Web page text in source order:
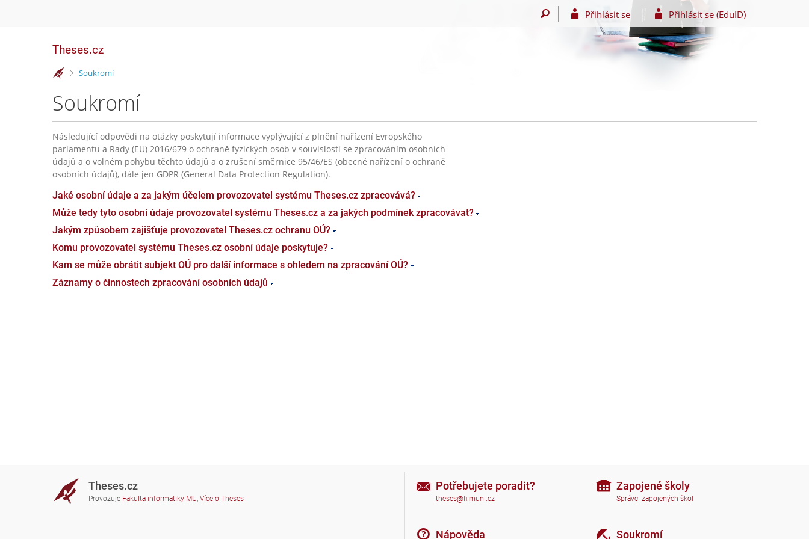
Přihlásit se Přihlásit se (EduID)
Theses.cz
>
Soukromí
Soukromí
Následující odpovědi na otázky poskytují informace vyplývající z plnění nařízení Evropského
parlamentu a Rady (EU) 2016/679 o ochraně fyzických osob v souvislosti se zpracováním osobních
údajů a o volném pohybu těchto údajů a o zrušení směrnice 95/46/ES (obecné nařízení o ochraně
osobních údajů), dále jen GDPR (General Data Protection Regulation).
Jaké osobní údaje a za jakým účelem provozovatel systému Theses.cz zpracovává?
Může tedy tyto osobní údaje provozovatel systému Theses.cz a za jakých podmínek zpracovávat?
Jakým způsobem zajišťuje provozovatel Theses.cz ochranu OÚ?
Komu provozovatel systému Theses.cz osobní údaje poskytuje?
Kam se může obrátit subjekt OÚ pro další informace s ohledem na zpracování OÚ?
Záznamy o činnostech zpracování osobních údajů
Theses.cz
Provozuje Fakulta informatiky MU, Více o Theses
Potřebujete poradit?
theses@fi.muni.cz
Nápověda
Zapojené školy
Správci zapojených škol
Soukromí